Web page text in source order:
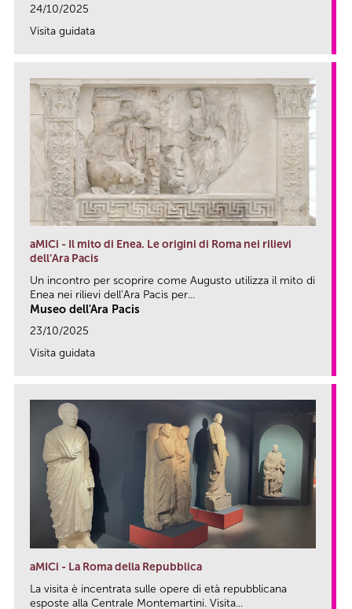
24/10/2025
Visita guidata
aMICi - Il mito di Enea. Le origini di Roma nei rilievi
dell’Ara Pacis
Un incontro per scoprire come Augusto utilizza il mito di
Enea nei rilievi dell’Ara Pacis per...
Museo dell'Ara Pacis
23/10/2025
Visita guidata
aMICi - La Roma della Repubblica
La visita è incentrata sulle opere di età repubblicana
esposte alla Centrale Montemartini. Visita...